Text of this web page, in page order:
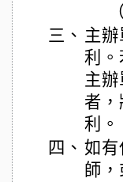
三、 主
利。
主
者，
利。
四、 如有
師